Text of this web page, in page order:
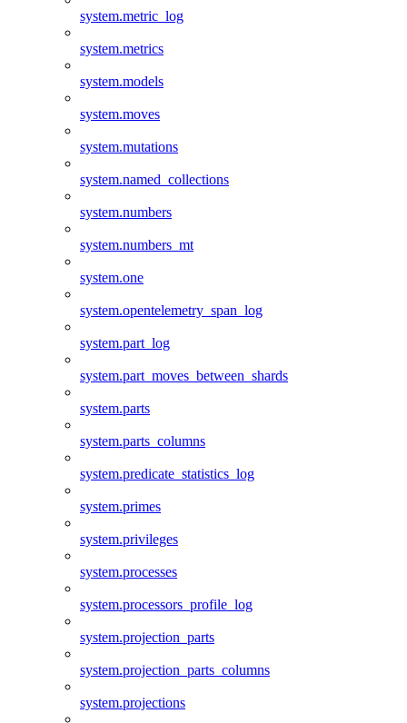
system.metric_log
system.metrics
system.models
system.moves
system.mutations
system.named_collections
system.numbers
system.numbers_mt
system.one
system.opentelemetry_span_log
system.part_log
system.part_moves_between_shards
system.parts
system.parts_columns
system.predicate_statistics_log
system.primes
system.privileges
system.processes
system.processors_profile_log
system.projection_parts
system.projection_parts_columns
system.projections